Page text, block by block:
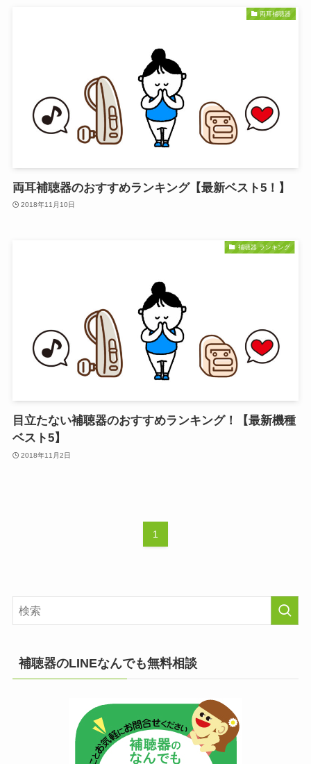
両耳補聴器
両耳補聴器のおすすめランキング【最新ベスト5！】
2018年11月10日
補聴器 ランキング
目立たない補聴器のおすすめランキング！【最新機種
ベスト5】
2018年11月2日
1
補聴器のLINEなんでも無料相談